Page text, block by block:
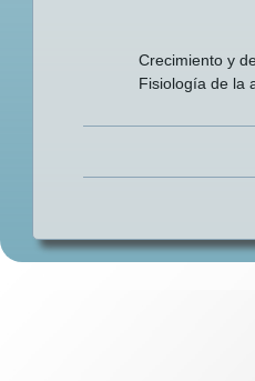
Crecimiento y
Fisiología de la